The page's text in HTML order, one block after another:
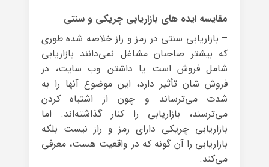
مقایسه ایده های بازاریابی چریکی و سنتی
– بازاریابی سنتی در رمز و راز خلاصه شده طوری
که بیشتر صاحبان مشاغل نمی‌دانند بازاریابی
شامل فروش است یا داشتن وب سایت، در
فروش شان تأثیر دارد، این موضوع آنها را به
شدت می‌ترساند و چون از اشتباه کردن
می‌ترسند، بازاریابی را کنار گذاشته‌اند. اما
بازاریابی چریکی دارای رمز و راز نیست بلکه
بازاریابی را آن گونه که در واقعیت هست، معرفی
می‌کند.